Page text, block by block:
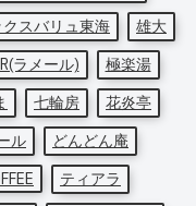
クスバリュ東海
雄大
ラメール)
極楽湯
七輪房
花炎亭
ル
どんどん庵
ティアラ